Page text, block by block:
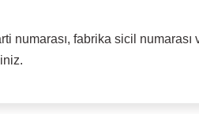
numarası, fabrika sicil